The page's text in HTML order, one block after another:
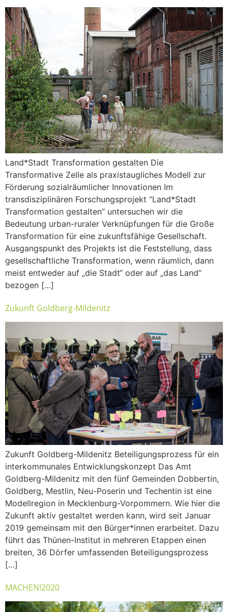
Land*Stadt Transformation gestalten Die
Transformative Zelle als praxistaugliches Modell zur
Förderung sozialräumlicher Innovationen Im
transdisziplinären Forschungsprojekt “Land*Stadt
Transformation gestalten” untersuchen wir die
Bedeutung urban-ruraler Verknüpfungen für die Große
Transformation für eine zukunftsfähige Gesellschaft.
Ausgangspunkt des Projekts ist die Feststellung, dass
gesellschaftliche Transformation, wenn räumlich, dann
meist entweder auf „die Stadt“ oder auf „das Land“
bezogen […]
Zukunft Goldberg-Mildenitz
Zukunft Goldberg-Mildenitz Beteiligungsprozess für ein
interkommunales Entwicklungskonzept Das Amt
Goldberg-Mildenitz mit den fünf Gemeinden Dobbertin,
Goldberg, Mestlin, Neu-Poserin und Techentin ist eine
Modellregion in Mecklenburg-Vorpommern. Wie hier die
Zukunft aktiv gestaltet werden kann, wird seit Januar
2019 gemeinsam mit den Bürger*innen erarbeitet. Dazu
führt das Thünen-Institut in mehreren Etappen einen
breiten, 36 Dörfer umfassenden Beteiligungsprozess
[…]
MACHEN!2020